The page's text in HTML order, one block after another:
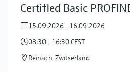
Certified Basic
15.09.2026 - 16.09.2026
08:30 - 16:30 CEST
Reinach, Zwitserland